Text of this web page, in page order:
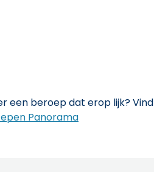
een beroep dat erop lijk?
Panorama